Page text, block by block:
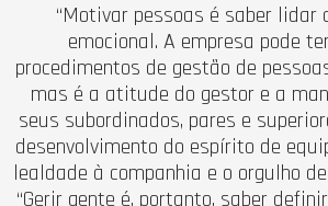
“Motivar pessoas é saber lidar
emocional. A empresa pode
procedimentos de gestão de
mas é a atitude do gestor e a
seus subordinados, pares e
desenvolvimento do espírito de
lealdade à companhia e o orgulho
“Gerir gente é, portanto, saber